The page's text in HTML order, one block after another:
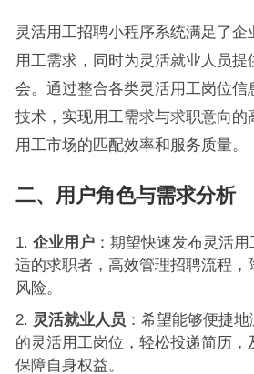
灵活用工招聘小程序系统满足了企
用工需求，同时为灵活就业人员提
会。通过整合各类灵活用工岗位信
技术，实现用工需求与求职意向的
用工市场的匹配效率和服务质量。
二、用户角色与需求分析
企业用户：期望快速发布灵活
适的求职者，高效管理招聘流程，
风险。
灵活就业人员 ：希望能够便捷
的灵活用工岗位，轻松投递简历，
保障自身权益。